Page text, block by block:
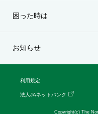
困った時は
お知らせ
利用規定
法人JAネットバンク
Copyright(c) The